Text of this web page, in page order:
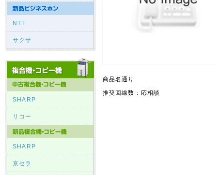
NTT
サクサ
SHARP
リコー
SHARP
京セラ
商品名通り
推奨回線数：応相談